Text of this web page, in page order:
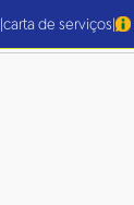
|carta de serviços|